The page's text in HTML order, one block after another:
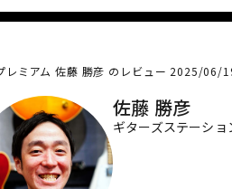
レミアム 佐藤 勝彦 のレビュー 2025/06/
佐藤 勝彦
ギターズステーシ